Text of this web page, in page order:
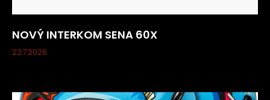
NOVÝ INTERKOM SENA 60X
22.7.2026